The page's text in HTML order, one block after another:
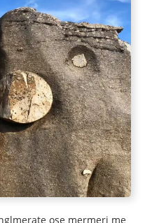
ose mermeri me